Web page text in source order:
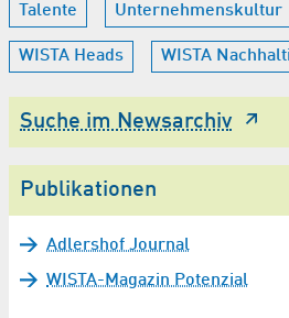
Talente Unternehmenskultur
WISTA Heads WISTA
Suche im Newsarchiv
Publikationen
Adlershof Journal
WISTA-Magazin Potenzial